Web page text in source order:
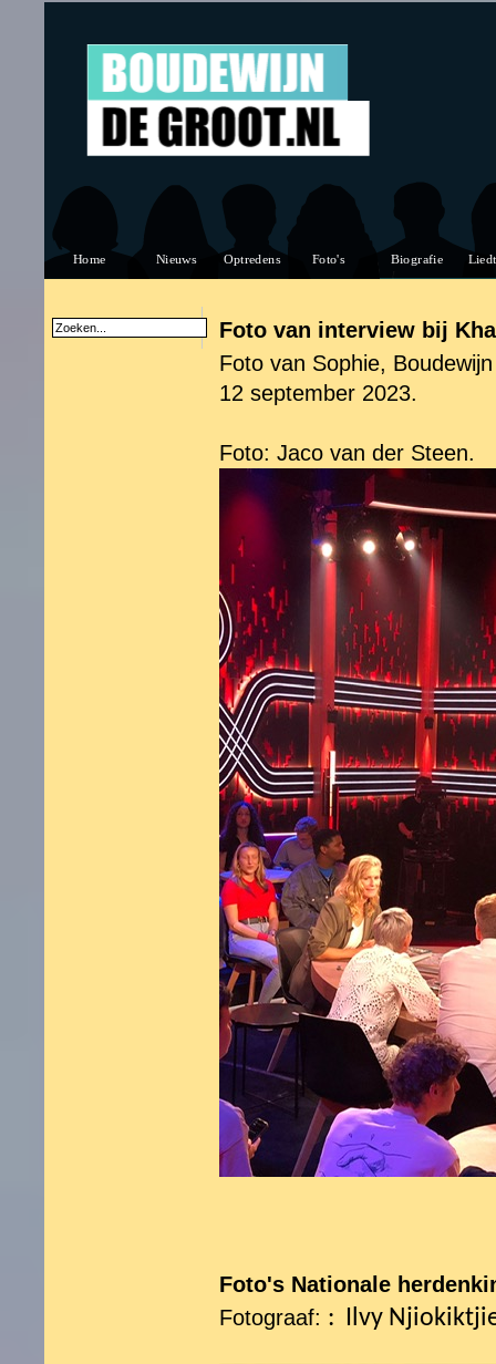
Foto van interview bij
Foto van Sophie,
12 september 2023.
Foto: Jaco van der Steen.
Foto's Nationale
Fotograaf: : Ilvy